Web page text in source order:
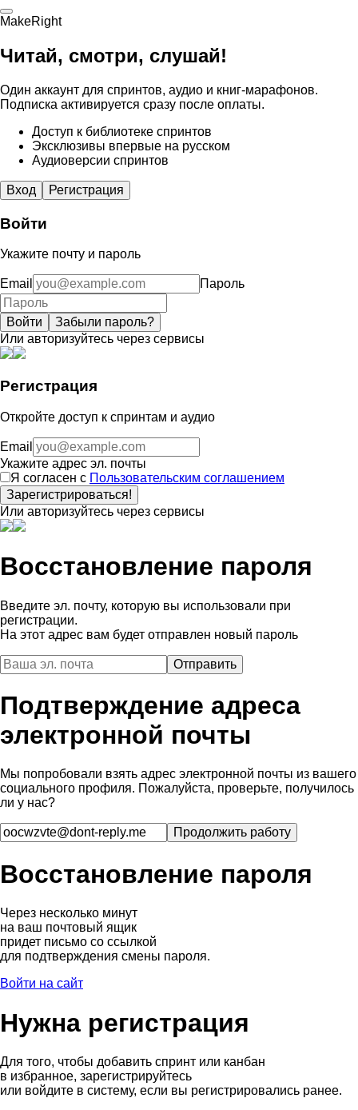
MakeRight
Читай, смотри, слушай!
Один аккаунт для спринтов, аудио и книг-марафонов.
Подписка активируется сразу после оплаты.
Доступ к библиотеке спринтов
Эксклюзивы впервые на русском
Аудиоверсии спринтов
Вход Регистрация
Войти
Укажите почту и пароль
Email Пароль
Войти
Забыли пароль?
Или авторизуйтесь через сервисы
Регистрация
Откройте доступ к спринтам и аудио
Email
Укажите адрес эл. почты
Я согласен с Пользовательским соглашением
Зарегистрироваться!
Или авторизуйтесь через сервисы
Восстановление пароля
Введите эл. почту, которую вы использовали при
регистрации.
На этот адрес вам будет отправлен новый пароль
Подтверждение адреса
электронной почты
Мы попробовали взять адрес электронной почты из вашего
социального профиля. Пожалуйста, проверьте, получилось
ли у нас?
Восстановление пароля
Через несколько минут
на ваш почтовый ящик
придет письмо со ссылкой
для подтверждения смены пароля.
Войти на сайт
Нужна регистрация
Для того, чтобы добавить спринт или канбан
в избранное, зарегистрируйтесь
или войдите в систему, если вы регистрировались ранее.